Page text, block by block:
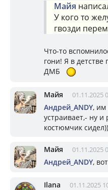
Майя
У кого то
гвозди
Что-то
гони! Я в
ДМБ
Майя 01.11.2025
Андрей_ANDY, им
устраивает,- ну и
костюмчик сидел))
Майя 01.11.2025
Андрей_ANDY,
Ilana 01.11.2025